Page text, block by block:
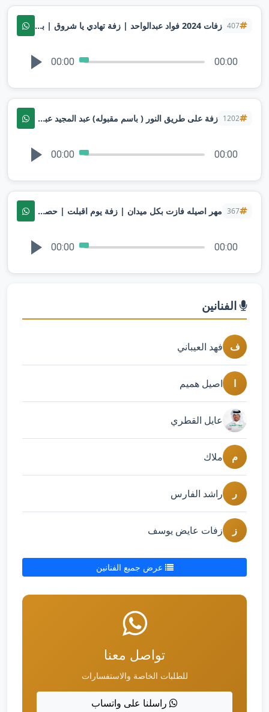
407 زفات 2024 فواد عبدالواحد | زفة تهادي يا شروق | بدون موسيقى | زفة باسم شروق | تنفيذها بالاسماء
00:00 00:00
1202 زفة على طريق النور ( باسم مقبوله) عبد المجيد عبدلله زفة مقبوله لطلب بدون حقوق
00:00 00:00
367 مهر اصيله فازت بكل ميدان | زفة يوم اقبلت | حصري | تنفيذ بالاسماء
00:00 00:00
الفنانين
ف فهد العيباني
ا اصيل هميم
عايل القطري
م ملاك
ر راشد الفارس
ز زفات عايض يوسف
عرض جميع الفنانين
تواصل معنا
للطلبات الخاصة والاستفسارات
راسلنا على واتساب